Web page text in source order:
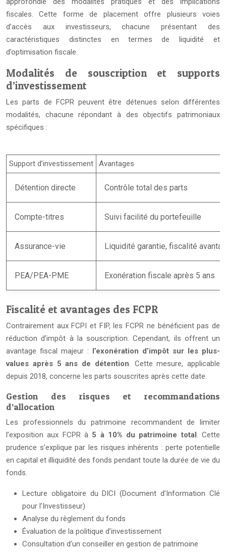
fiscales. Cette forme de placement offre plusieurs voies
d’accès aux investisseurs, chacune présentant des
caractéristiques distinctes en termes de liquidité et
d’optimisation fiscale.
Modalités de souscription et supports
d’investissement
Les parts de FCPR peuvent être détenues selon différentes
modalités, chacune répondant à des objectifs patrimoniaux
spécifiques :
Support d’investissement Avantages
Détention directe Contrôle total des parts
Compte-titres Suivi facilité du portefeuille
Assurance-vie Liquidité garantie, fiscalité
PEA/PEA-PME Exonération fiscale après 5 ans
Fiscalité et avantages des FCPR
Contrairement aux FCPI et FIP, les FCPR ne bénéficient pas de
réduction d’impôt à la souscription. Cependant, ils offrent un
avantage fiscal majeur : l’exonération d’impôt sur les plus-
values après 5 ans de détention. Cette mesure, applicable
depuis 2018, concerne les parts souscrites après cette date.
Gestion des risques et recommandations
d’allocation
Les professionnels du patrimoine recommandent de limiter
l’exposition aux FCPR à 5 à 10% du patrimoine total. Cette
prudence s’explique par les risques inhérents : perte potentielle
en capital et illiquidité des fonds pendant toute la durée de vie du
fonds.
Lecture obligatoire du DICI (Document d’Information Clé
pour l’Investisseur)
Analyse du règlement du fonds
Évaluation de la politique d’investissement
Consultation d’un conseiller en gestion de patrimoine